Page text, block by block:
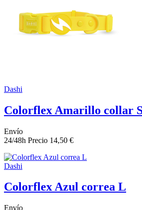
Dashi
Colorflex Amarillo collar
Envío
24/48h Precio 14,50 €
Dashi
Colorflex Azul correa L
Envío